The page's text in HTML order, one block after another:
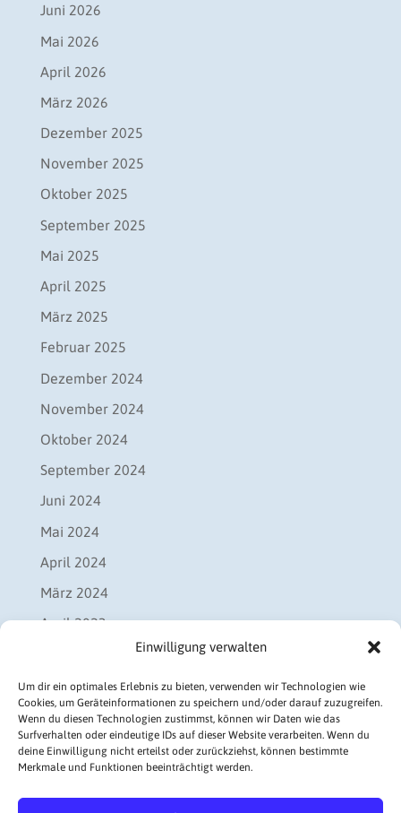
Einwilligung verwalten
Um dir ein optimales Erlebnis zu bieten, verwenden wir Technologien wie
Cookies, um Geräteinformationen zu speichern und/oder darauf zuzugreifen.
Wenn du diesen Technologien zustimmst, können wir Daten wie das
Surfverhalten oder eindeutige IDs auf dieser Website verarbeiten. Wenn du
deine Einwilligung nicht erteilst oder zurückziehst, können bestimmte
Merkmale und Funktionen beeinträchtigt werden.
Juni 2026
Mai 2026
April 2026
März 2026
Dezember 2025
November 2025
Oktober 2025
September 2025
Mai 2025
April 2025
März 2025
Februar 2025
Dezember 2024
November 2024
Oktober 2024
September 2024
Juni 2024
Mai 2024
April 2024
März 2024
April 2023
September 2022
Juli 2022
Juni 2021
November 2020